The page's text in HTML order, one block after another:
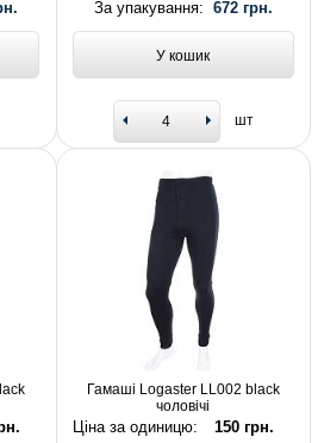
За упакування: 672 грн.
У кошик
шт
Гамаші Logaster LL002 black
чоловічі
Ціна за одиницю: 150 грн.